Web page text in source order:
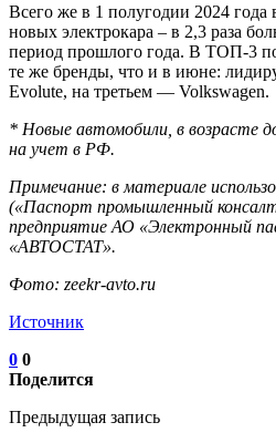
Всего же в 1 полугодии 2024
новых электрокара – в 2,3 раза
период прошлого года. В ТОП-3
те же бренды, что и в июне:
Evolute, на третьем — Volkswagen.
* Новые автомобили, в возрасте
на учет в РФ.
Примечание: в материале
(«Паспорт промышленный
предприятие АО «Электронный
«АВТОСТАТ».
Фото: zeekr-avto.ru
Источник
0 0
Поделится
Предыдущая запись